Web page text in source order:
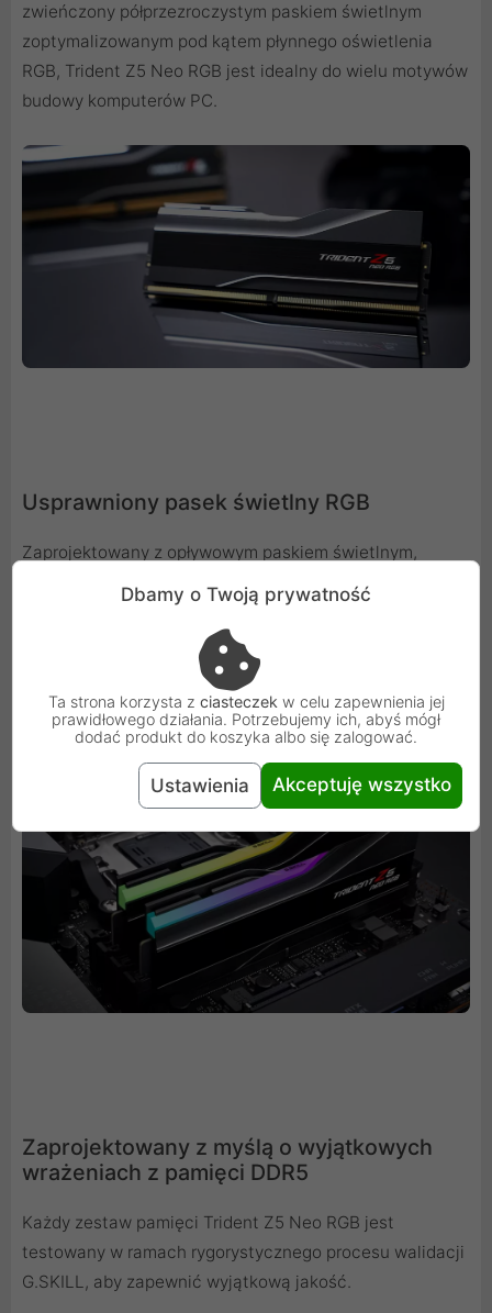
zwieńczony półprzezroczystym paskiem świetlnym
zoptymalizowanym pod kątem płynnego oświetlenia
RGB, Trident Z5 Neo RGB jest idealny do wielu motywów
budowy komputerów PC.
Usprawniony pasek świetlny RGB
Zaprojektowany z opływowym paskiem świetlnym,
Trident Z5 Neo RGB wygląda bardziej elegancko niż
kiedykolwiek. Dzięki konfigurowalnemu oświetleniu RGB
za pomocą oprogramowania G.SKILL Trident Z Lighting
Control lub obsługiwanego oprogramowania płyty
głównej innej firmy, personalizacja kolorów i efektów
świetlnych Trident Z5 Neo RGB to pestka.
Zaprojektowany z myślą o wyjątkowych
wrażeniach z pamięci DDR5
Każdy zestaw pamięci Trident Z5 Neo RGB jest
testowany w ramach rygorystycznego procesu walidacji
G.SKILL, aby zapewnić wyjątkową jakość.
Dbamy o Twoją prywatność
Ta strona korzysta z ciasteczek w celu zapewnienia jej
prawidłowego działania. Potrzebujemy ich, abyś mógł
dodać produkt do koszyka albo się zalogować.
Ustawienia Akceptuję wszystko